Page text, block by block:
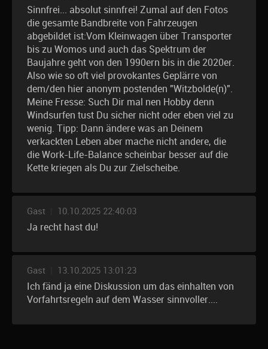
Sinnfrei... absolut sinnfrei! Zumal auf den Fotos
die gesamte Bandbreite von Fahrzeugen
abgebildet ist:Vom Kleinwagen über Transporter
bis zu Womos und auch das Spektrum der
Baujahre geht von den 1990ern bis in die 2020er.
Also wie so oft viel provokantes Geplärre von
dem/den hier anonym postenden "Witzbolde(n)".
Meine Fresse: Such Dir mal nen Hobby denn
Windsurfen tust Du sicher nicht oder eben viel zu
wenig. Tipp: Dann ändere was an Deinem
verkackten Leben aber mache nicht andere, die
die Work-Life-Balance scheinbar besser auf die
Kette kriegen als Du zur Zielscheibe.
Gast 10.10.2025 22:40:03
Ja recht hast du!
Gast 13.10.2025 13:01:23
Ich fänd ja eine Diskussion um das einhalten von
Vorfahrtsregeln auf dem Wasser sinnvoller....